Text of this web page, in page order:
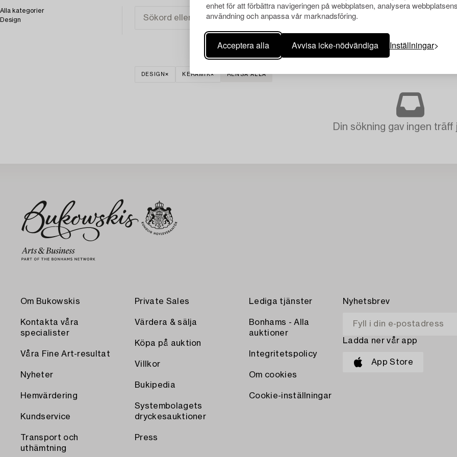
enhet för att förbättra navigeringen på webbplatsen, analysera
användning och anpassa vår marknadsföring.
Acceptera alla Avvisa icke-nödvändiga Inställningar
Alla kategorier
Design
DESIGN KERAMIK RENSA ALLA
Din sökning gav ingen träff
Om Bukowskis
Kontakta våra
specialister
Våra Fine Art-resultat
Nyheter
Hemvärdering
Kundservice
Transport och
uthämtning
Private Sales
Värdera & sälja
Köpa på auktion
Villkor
Bukipedia
Systembolagets
dryckesauktioner
Press
Lediga tjänster
Bonhams - Alla
auktioner
Integritetspolicy
Om cookies
Cookie-inställningar
Nyhetsbrev
Ladda ner vår app
App Store